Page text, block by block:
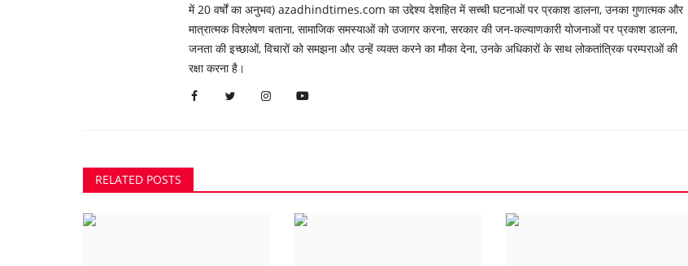
में 20 वर्षों का अनुभव) azadhindtimes.com का उद्देश्य देशहित में सच्ची घटनाओं पर प्रकाश डालना, उनका गुणात्मक और
मात्रात्मक विश्लेषण बताना, सामाजिक समस्याओं को उजागर करना, सरकार की जन-कल्याणकारी योजनाओं पर प्रकाश डालना,
जनता की इच्छाओं, विचारों को समझना और उन्हें व्यक्त करने का मौका देना, उनके अधिकारों के साथ लोकतांत्रिक परम्पराओं की
रक्षा करना है।
RELATED POSTS